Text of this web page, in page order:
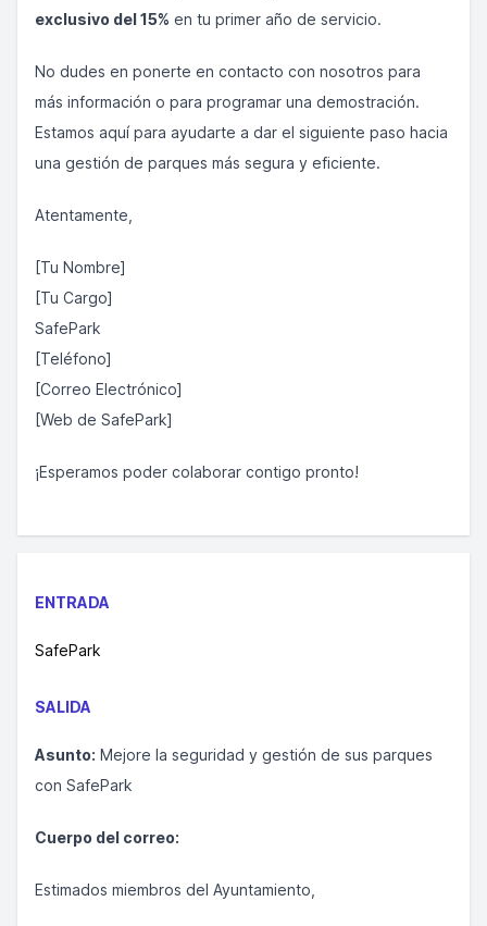
exclusivo del 15% en tu primer año de servicio.
No dudes en ponerte en contacto con nosotros para
más información o para programar una demostración.
Estamos aquí para ayudarte a dar el siguiente paso hacia
una gestión de parques más segura y eficiente.
Atentamente,
[Tu Nombre]
[Tu Cargo]
SafePark
[Teléfono]
[Correo Electrónico]
[Web de SafePark]
¡Esperamos poder colaborar contigo pronto!
ENTRADA
SafePark
SALIDA
Asunto: Mejore la seguridad y gestión de sus parques
con SafePark
Cuerpo del correo:
Estimados miembros del Ayuntamiento,